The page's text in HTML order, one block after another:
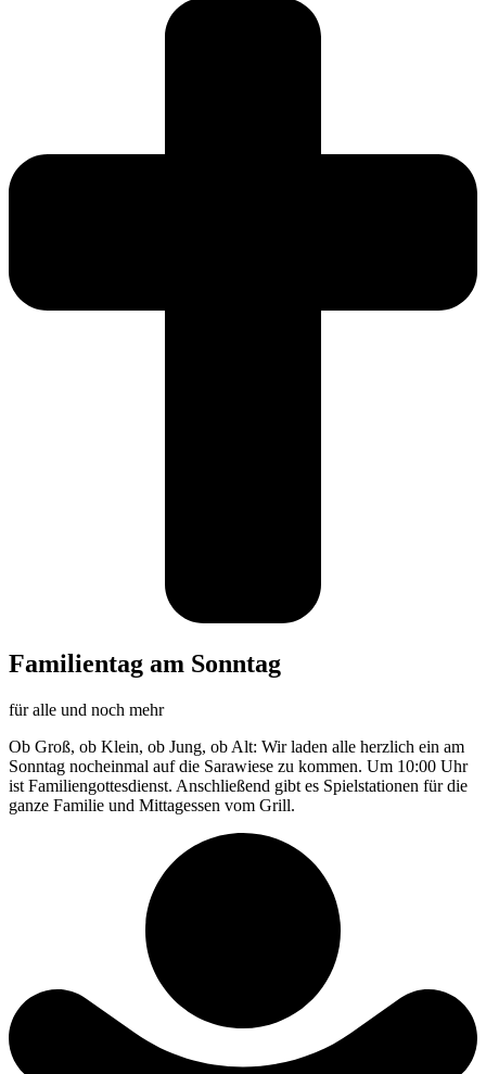
Familientag am Sonntag
für alle und noch mehr
Ob Groß, ob Klein, ob Jung, ob Alt: Wir laden alle herzlich ein am
Sonntag nocheinmal auf die Sarawiese zu kommen. Um 10:00 Uhr
ist Familiengottesdienst. Anschließend gibt es Spielstationen für die
ganze Familie und Mittagessen vom Grill.